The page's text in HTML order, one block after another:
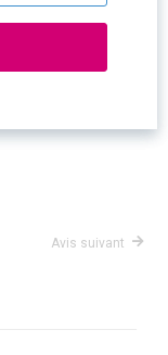
Avis suivant